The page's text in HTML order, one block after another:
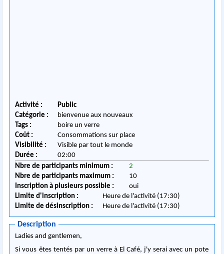
Activité :
Public
Catégorie :
bienvenue aux nouveaux
Tags :
boire un verre
Coût :
Consommations sur place
Visibilité :
Visible par tout le monde
Durée :
02:00
Nbre de participants minimum :
2
Nbre de participants maximum :
10
Inscription à plusieurs possible :
oui
Limite d'inscription :
Heure de l'activité (17:30)
Limite de désinscription :
Heure de l'activité (17:30)
Description
Ladies and gentlemen,
Si vous êtes tentés par un verre à El Café, j'y serai avec un pote